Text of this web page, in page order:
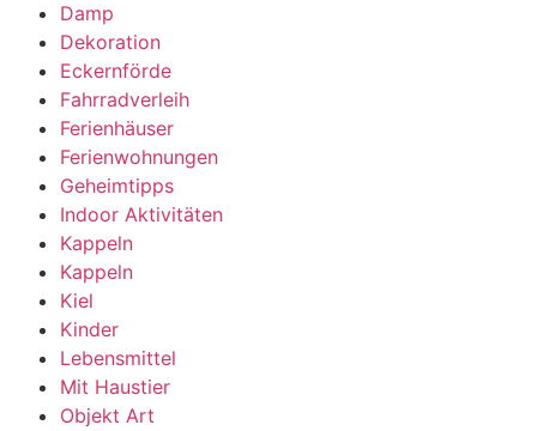
Damp
Dekoration
Eckernförde
Fahrradverleih
Ferienhäuser
Ferienwohnungen
Geheimtipps
Indoor Aktivitäten
Kappeln
Kappeln
Kiel
Kinder
Lebensmittel
Mit Haustier
Objekt Art